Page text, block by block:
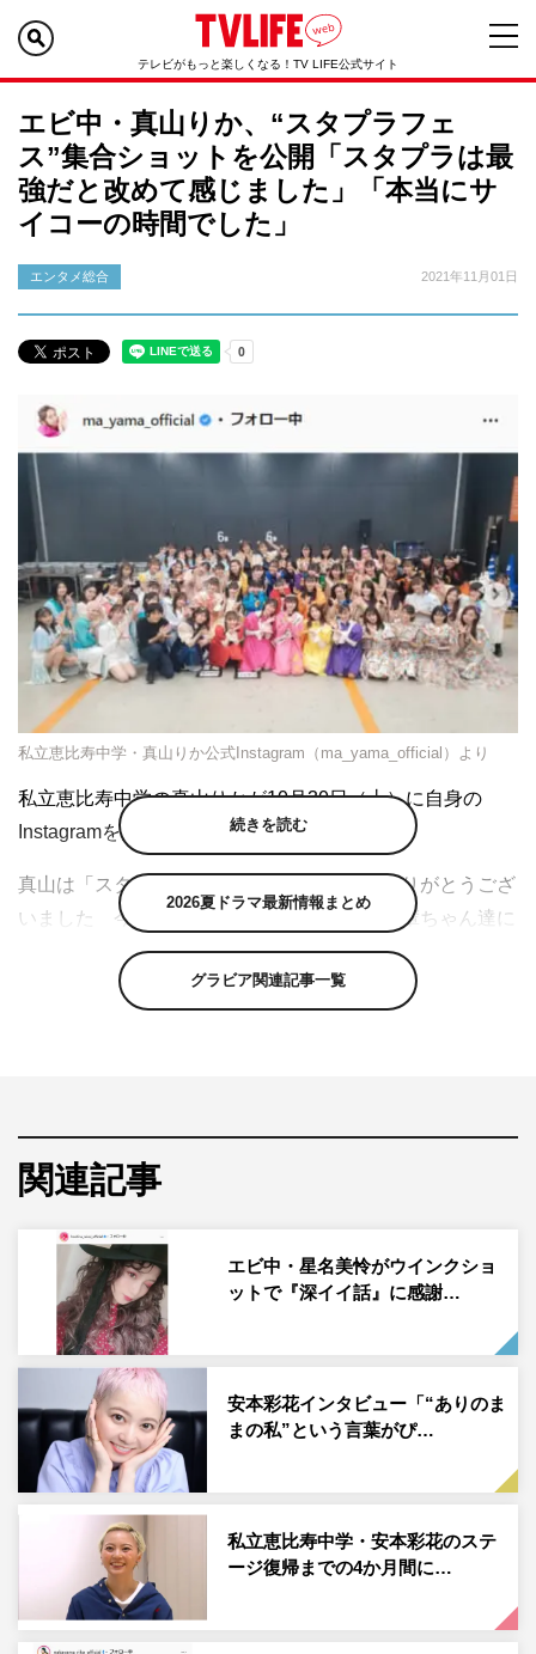
テレビがもっと楽しくなる！TV LIFE公式サイト
エビ中・真山りか、“スタプラフェ
ス”集合ショットを公開「スタプラは最
強だと改めて感じました」「本当にサ
イコーの時間でした」
エンタメ総合 2021年11月01日
私立恵比寿中学・真山りか公式Instagram（ma_yama_official）より
私立恵比寿中学の真山りかが10月30日（土）に自身の
Instagramを更新し、写真を公開した。
真山は「スタプラアイドルフェスティバルありがとうござ
いました 今日はとっても大切な気持ちを後輩ちゃん達に
教えてもらったなー！ そして、やっぱりももクロちゃん
はすごいなあって思った1日でした スタプラの未来は明
この投稿にフォロワーからは「りかちゃんおつかれさ
お姉さんだなあと、、、 感慨深かった、、、、！」「一
人一人、みんなが最高のアイドルでした、素敵なステージ
をありがとう！」「お疲れ様でした 先輩後輩共に刺激し
合って、一緒に頑張っていけるってとっても素敵だね！」
「キレッキレッの真山さん遠くからでもカッコ良かったで
す 歌も!」「本当にサイコーの時間でした」などのコメ
ントが寄せられている。
私立恵比寿中学・真山りか公式Instagram：
https://www.instagram.com/ma_yama_official/
続きを読む
2026夏ドラマ最新情報まとめ
グラビア関連記事一覧
関連記事
エビ中・星名美怜がウインクショ
ットで『深イイ話』に感謝…
安本彩花インタビュー「“ありのま
まの私”という言葉がぴ…
私立恵比寿中学・安本彩花のステ
ージ復帰までの4か月間に…